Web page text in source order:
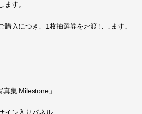
ます。
入につき、1枚抽選券をお渡しします。
真集 Milestone」
イン入りパネル